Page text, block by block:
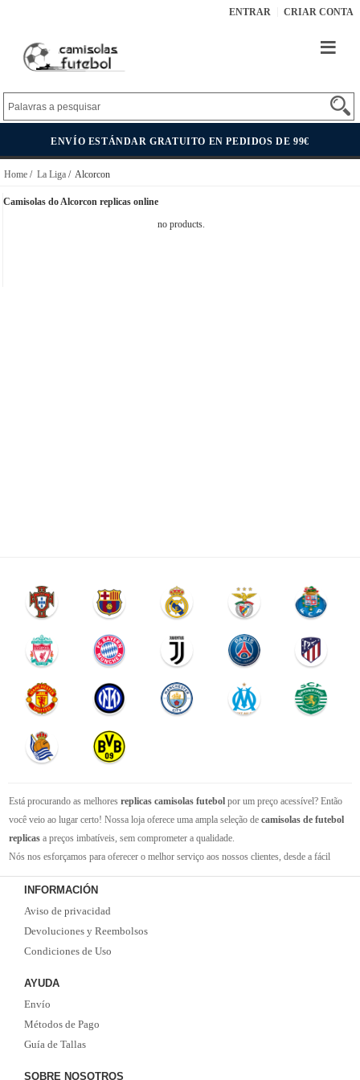
ENTRAR CRIAR CONTA
ENVÍO ESTÁNDAR GRATUITO EN PEDIDOS DE 99€
Home / La Liga / Alcorcon
Camisolas do Alcorcon replicas online
no products.
Está procurando as melhores replicas camisolas futebol por um preço acessível? Então
você veio ao lugar certo! Nossa loja oferece uma ampla seleção de camisolas de futebol
replicas a preços imbatíveis, sem comprometer a qualidade.
Nós nos esforçamos para oferecer o melhor serviço aos nossos clientes, desde a fácil
navegação em nosso site até a entrega rápida de seus pedidos. Com nossa equipe de
atendimento ao cliente amigável e experiente, você pode ter certeza de que receberá suporte
em todas as etapas do processo de compra.
Não se esqueça que, se o valor da sua compra for superior a 99 euros, oferecemos o
serviço de entrega EMS gratuito. Não perca a oportunidade de adquirir as melhores
INFORMACIÓN
Aviso de privacidad
Devoluciones y Reembolsos
Condiciones de Uso
AYUDA
Envío
Métodos de Pago
Guía de Tallas
SOBRE NOSOTROS